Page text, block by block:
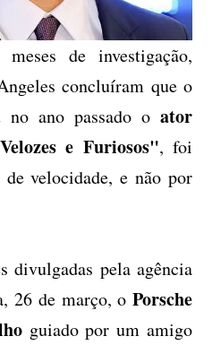
de investigação,
concluíram que o
no ano passado o ator
e Furiosos", foi
de velocidade, e não por
divulgadas pela agência
26 de março, o Porsche
guiado por um amigo